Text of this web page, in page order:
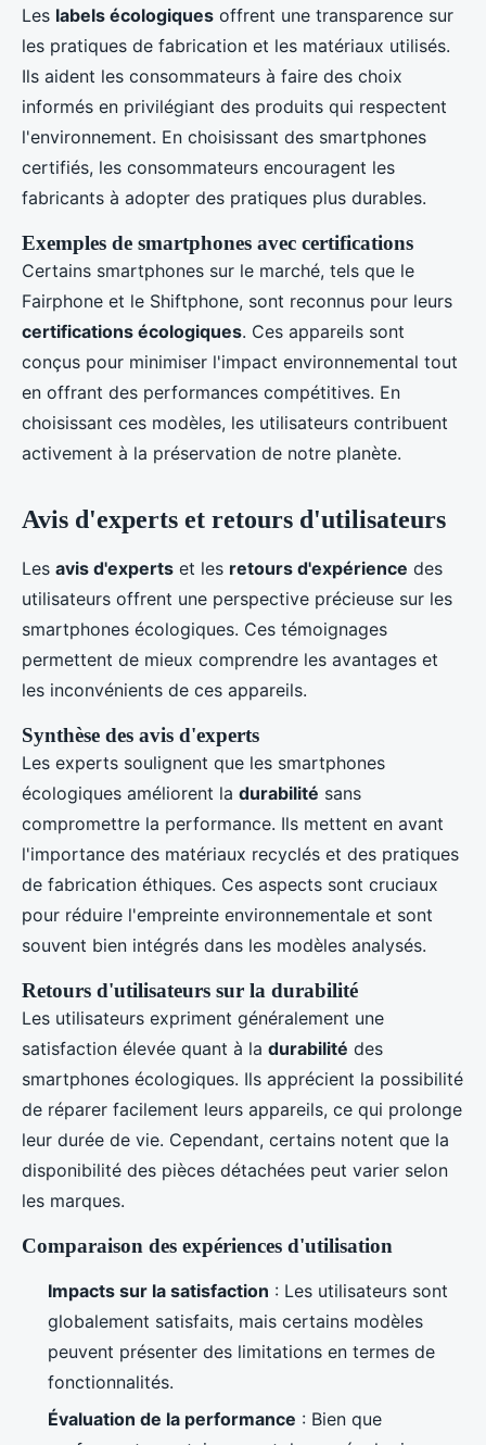
Les labels écologiques offrent une transparence sur
les pratiques de fabrication et les matériaux utilisés.
Ils aident les consommateurs à faire des choix
informés en privilégiant des produits qui respectent
l'environnement. En choisissant des smartphones
certifiés, les consommateurs encouragent les
fabricants à adopter des pratiques plus durables.
Exemples de smartphones avec certifications
Certains smartphones sur le marché, tels que le
Fairphone et le Shiftphone, sont reconnus pour leurs
certifications écologiques. Ces appareils sont
conçus pour minimiser l'impact environnemental tout
en offrant des performances compétitives. En
choisissant ces modèles, les utilisateurs contribuent
activement à la préservation de notre planète.
Avis d'experts et retours d'utilisateurs
Les avis d'experts et les retours d'expérience des
utilisateurs offrent une perspective précieuse sur les
smartphones écologiques. Ces témoignages
permettent de mieux comprendre les avantages et
les inconvénients de ces appareils.
Synthèse des avis d'experts
Les experts soulignent que les smartphones
écologiques améliorent la durabilité sans
compromettre la performance. Ils mettent en avant
l'importance des matériaux recyclés et des pratiques
de fabrication éthiques. Ces aspects sont cruciaux
pour réduire l'empreinte environnementale et sont
souvent bien intégrés dans les modèles analysés.
Retours d'utilisateurs sur la durabilité
Les utilisateurs expriment généralement une
satisfaction élevée quant à la durabilité des
smartphones écologiques. Ils apprécient la possibilité
de réparer facilement leurs appareils, ce qui prolonge
leur durée de vie. Cependant, certains notent que la
disponibilité des pièces détachées peut varier selon
les marques.
Comparaison des expériences d'utilisation
Impacts sur la satisfaction : Les utilisateurs sont
globalement satisfaits, mais certains modèles
peuvent présenter des limitations en termes de
fonctionnalités.
Évaluation de la performance : Bien que